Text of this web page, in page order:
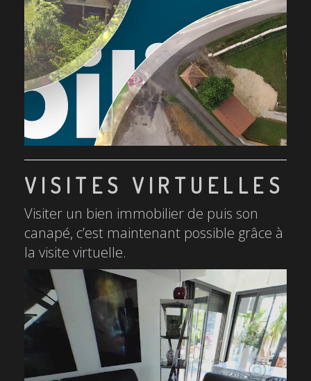
VISITES VIRTUELLES
Visiter un bien immobilier de puis son
canapé, c’est maintenant possible grâce à
la visite virtuelle.